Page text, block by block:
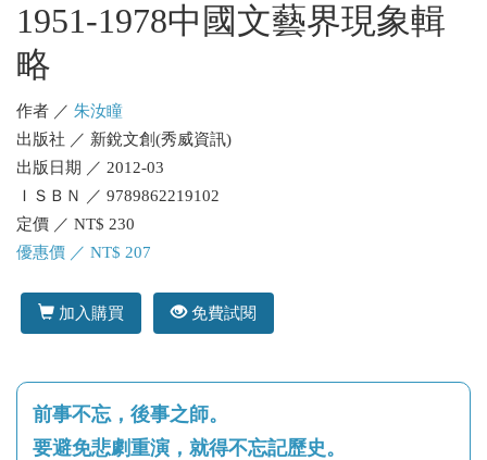
1951-1978中國文藝界現象輯
略
作者 ／ 朱汝瞳
出版社 ／ 新銳文創(秀威資訊)
出版日期 ／ 2012-03
ＩＳＢＮ ／ 9789862219102
定價 ／ NT$ 230
優惠價 ／ NT$ 207
加入購買 免費試閱
前事不忘，後事之師。
要避免悲劇重演，就得不忘記歷史。